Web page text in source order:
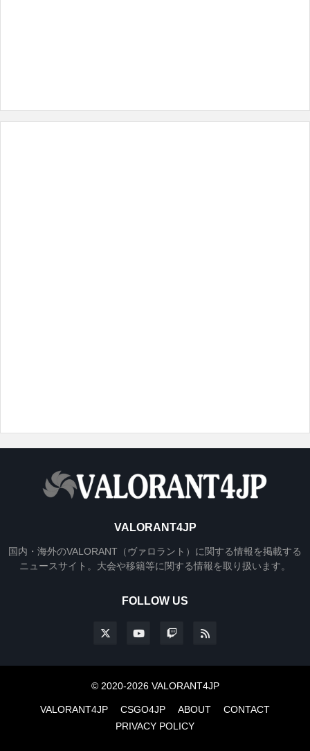
VALORANT4JP
国内・海外のVALORANT（ヴァロラント）に関する情報を掲載する
ニュースサイト。大会や移籍等に関する情報を取り扱います。
FOLLOW US
© 2020-2026 VALORANT4JP
VALORANT4JP CSGO4JP ABOUT
CONTACT
PRIVACY POLICY